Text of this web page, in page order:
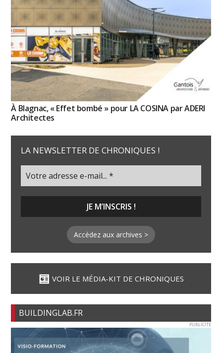
À Blagnac, « Effet bombé » pour LA COSINA par ADERI
Architectes
LA NEWSLETTER DE CHRONIQUES !
Accédez aux archives >
VOIR LE MÉDIA-KIT DE CHRONIQUES
BUILDINGLAB.FR
PUBLICITE